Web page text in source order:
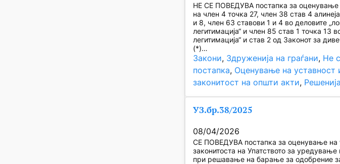
НЕ СЕ ПОВЕДУВА постапка за оценување
на член 4 точка 27, член 38 став 4
и 8, член 63 ставови 1 и 4 во деловите
легитимација“ и член 85 став 1 точка 13
легитимација“ и став 2 од Законот за
(*)…
Закони, Здруженија на граѓани, Не
постапка, Оценување на уставност
законитост на општи акти, Решенија
УЗ.бр.38/2025
08/04/2026
СЕ ПОВЕДУВА постапка за оценување на
законитоста на Упатството за уредување
при решавање на барање за одобрение